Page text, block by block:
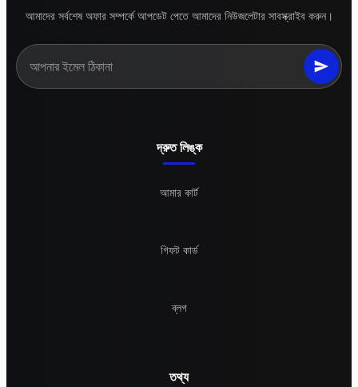
আমাদের সর্বশেষ অফার সম্পর্কে আপডেট পেতে আমাদের নিউজলেটার সাবস্ক্রাইব করুন।
দ্রুত লিঙ্ক
আমার কার্ট
গিফট কার্ড
ব্লগ
তথ্য